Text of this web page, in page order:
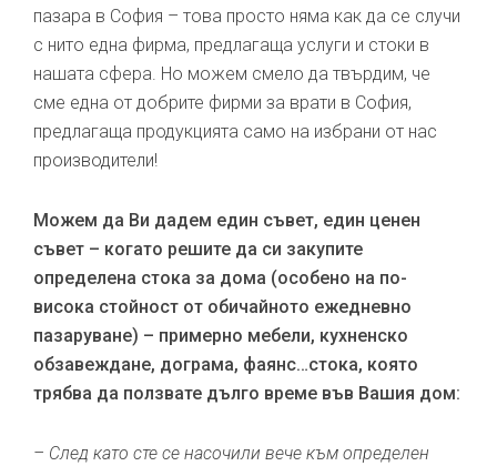
пазара в София – това просто няма как да се случи
с нито една фирма, предлагаща услуги и стоки в
нашата сфера. Но можем смело да твърдим, че
сме една от добрите фирми за врати в София,
предлагаща продукцията само на избрани от нас
производители!
Можем да Ви дадем един съвет, един ценен
съвет – когато решите да си закупите
определена стока за дома (особено на по-
висока стойност от обичайното ежедневно
пазаруване) – примерно мебели, кухненско
обзавеждане, дограма, фаянс…стока, която
трябва да ползвате дълго време във Вашия дом:
– След като сте се насочили вече към определен